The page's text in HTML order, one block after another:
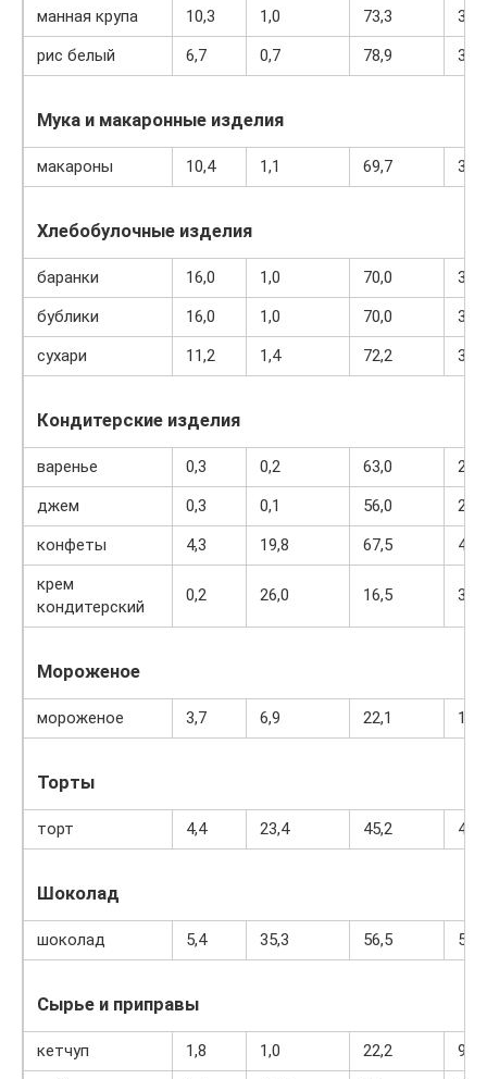
манная крупа 10,3 1,0 73,3
328
рис белый
6,7 0,7 78,9 344
Мука и макаронные изделия
макароны 10,4 1,1 69,7 337
Хлебобулочные изделия
баранки 16,0 1,0 70,0
336
бублики
16,0 1,0 70,0
336
сухари
11,2 1,4 72,2 331
Кондитерские изделия
варенье 0,3 0,2 63,0
263
джем
0,3 0,1 56,0
238
конфеты
4,3 19,8 67,5
453
крем
кондитерский
0,2 26,0 16,5 300
Мороженое
мороженое 3,7 6,9 22,1 189
Торты
торт 4,4 23,4 45,2 407
Шоколад
шоколад 5,4 35,3 56,5 544
Сырье и приправы
кетчуп 1,8 1,0 22,2
93